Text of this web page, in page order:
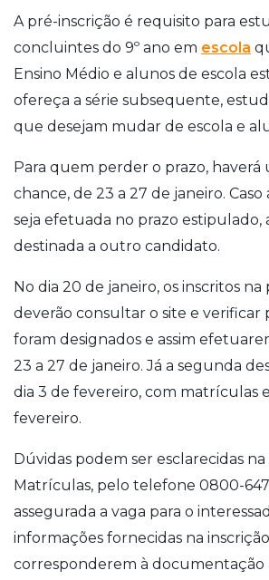
A pré-inscrição é requisito para
concluintes do 9º ano em escola
Ensino Médio e alunos de escola
ofereça a série subsequente,
que desejam mudar de escola e
Para quem perder o prazo, haverá
chance, de 23 a 27 de janeiro.
seja efetuada no prazo estipulado,
destinada a outro candidato.
No dia 20 de janeiro, os inscritos
deverão consultar o site e verificar
foram designados e assim
23 a 27 de janeiro. Já a segunda
dia 3 de fevereiro, com matrículas
fevereiro.
Dúvidas podem ser esclarecidas
Matrículas, pelo telefone 0800-
assegurada a vaga para o
informações fornecidas na
corresponderem à documentação